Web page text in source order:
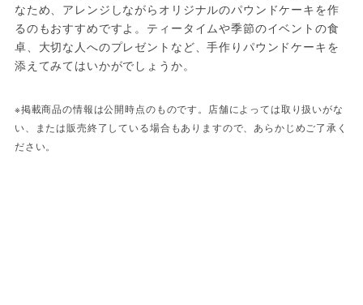
なため、アレンジしながらオリジナルのパウンドケーキを作
るのもおすすめですよ。ティータイムや季節のイベントの食
卓、大切な人へのプレゼントなど、手作りパウンドケーキを
添えてみてはいかがでしょうか。
※掲載商品の情報は公開時点のものです。店舗によっては取り扱いがな
い、または販売終了している場合もありますので、あらかじめご了承く
ださい。